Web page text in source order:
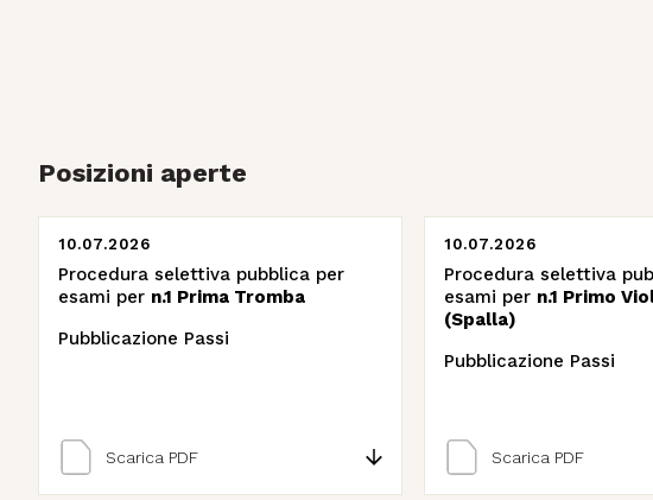
Posizioni aperte
10.07.2026
Procedura selettiva pubblica per
esami per n.1 Prima Tromba
Pubblicazione Passi
Scarica PDF
10.07.2026
Procedura selettiva
esami per n.1 Primo
(Spalla)
Pubblicazione Passi
Scarica PDF